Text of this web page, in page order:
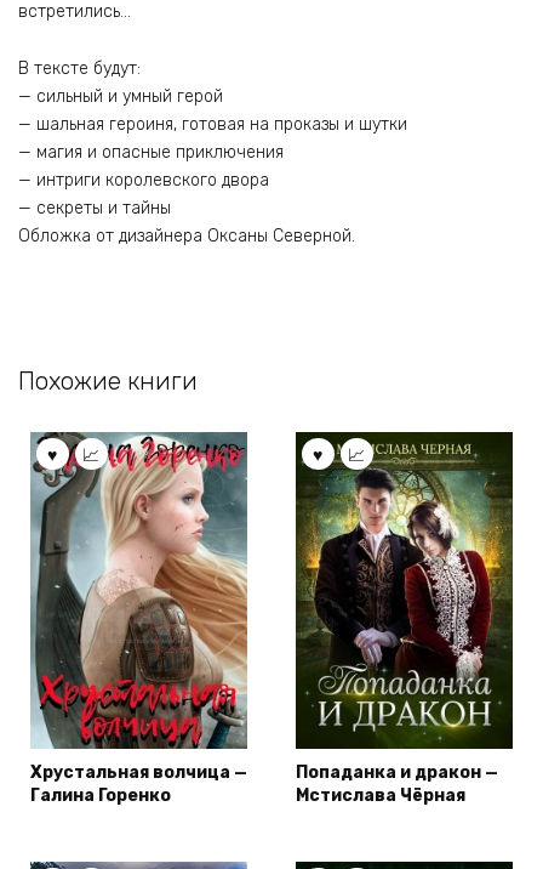
встретились…
В тексте будут:
— сильный и умный герой
— шальная героиня, готовая на проказы и шутки
— магия и опасные приключения
— интриги королевского двора
— секреты и тайны
Обложка от дизайнера Оксаны Северной.
Похожие книги
Хрустальная волчица —
Галина Горенко
Попаданка и дракон —
Мстислава Чёрная